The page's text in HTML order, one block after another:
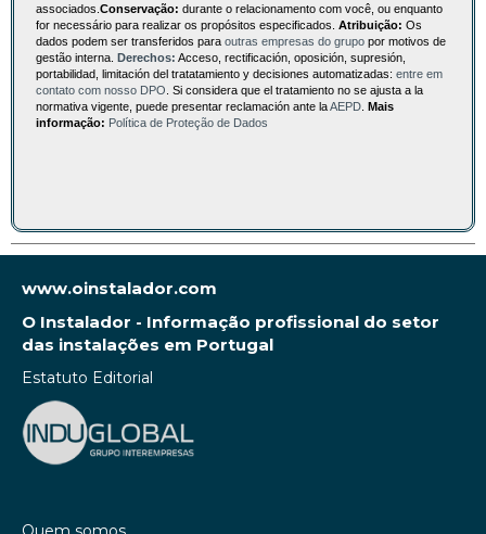
associados. Conservação: durante o relacionamento com você, ou enquanto
for necessário para realizar os propósitos especificados. Atribuição: Os
dados podem ser transferidos para outras empresas do grupo por motivos de
gestão interna. Derechos: Acceso, rectificación, oposición, supresión,
portabilidad, limitación del tratatamiento y decisiones automatizadas: entre em
contato com nosso DPO . Si considera que el tratamiento no se ajusta a la
normativa vigente, puede presentar reclamación ante laAEPD Mais
informação: Política de Proteção de Dados
www.oinstalador.com
O Instalador - Informação profissional do setor
das instalações em Portugal
Estatuto Editorial